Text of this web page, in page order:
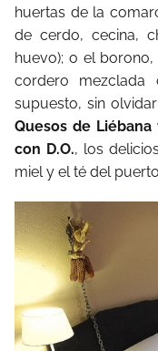
huertas de la
de cerdo, cecina,
huevo); o el
cordero
supuesto, sin
Quesos de
con D.O., los
miel y el té del